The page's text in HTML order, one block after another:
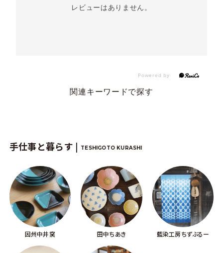
レビューはありません。
関連キーワードで探す
手仕事と暮らす | TESHIGOTO KURASHI
因州中井窯 田中ちあき 藍染工房ちずぶるー